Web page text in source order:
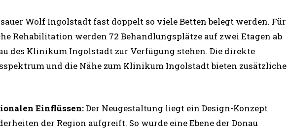
Wolf Ingolstadt fast doppelt so viele Betten belegt werden. Für
Rehabilitation werden 72 Behandlungsplätze auf zwei Etagen ab
des Klinikum Ingolstadt zur Verfügung stehen. Die direkte
und die Nähe zum Klinikum Ingolstadt bieten zusätzliche
Einflüssen:Der Neugestaltung liegt ein Design-Konzept
der Region aufgreift. So wurde eine Ebene der Donau